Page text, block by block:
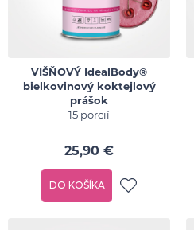
VIŠŇOVÝ IdealBody®
bielkovinový koktejlový
prášok
15 porcií
25,90 €
DO KOŠÍKA